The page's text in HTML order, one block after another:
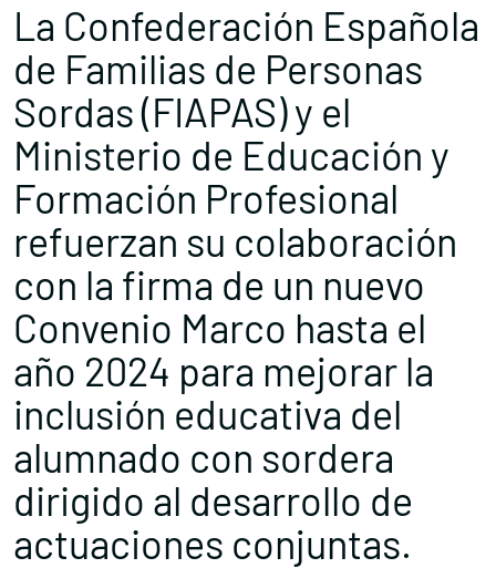
La Confederación Española
de Familias de Personas
Sordas (FIAPAS) y el
Ministerio de Educación y
Formación Profesional
refuerzan su colaboración
con la firma de un nuevo
Convenio Marco hasta el
año 2024 para mejorar la
inclusión educativa del
alumnado con sordera
dirigido al desarrollo de
actuaciones conjuntas.